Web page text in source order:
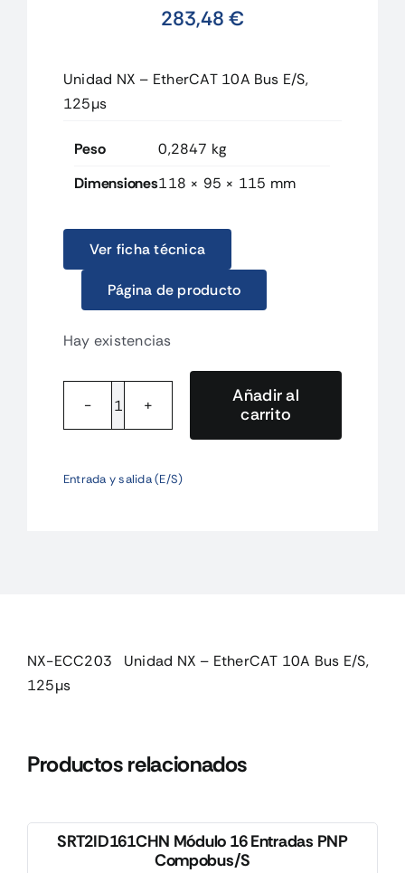
283,48 €
Unidad NX – EtherCAT 10A Bus E/S,
125µs
Peso
0,2847 kg
Dimensiones118 × 95 × 115 mm
Ver ficha técnica
Página de producto
Hay existencias
NXECC203
-
Añadir al
carrito
Entrada y salida (E/S)
NX-ECC203 Unidad NX – EtherCAT 10A Bus E/S,
125µs
Productos relacionados
SRT2ID161CHN Módulo 16 Entradas PNP
Compobus/S